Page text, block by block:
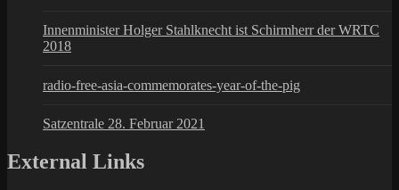
Innenminister Holger Stahlknecht ist Schirmherr der WRTC
2018
radio-free-asia-commemorates-year-of-the-pig
Satzentrale 28. Februar 2021
External Links